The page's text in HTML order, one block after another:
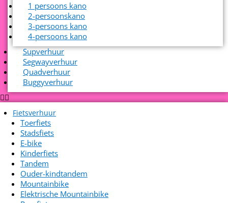
1 persoons kano
2-persoonskano
3-persoons kano
4-persoons kano
Supverhuur
Segwayverhuur
Quadverhuur
Buggyverhuur
Fietsverhuur
Toerfiets
Stadsfiets
E-bike
Kinderfiets
Tandem
Ouder-kindtandem
Mountainbike
Elektrische Mountainbike